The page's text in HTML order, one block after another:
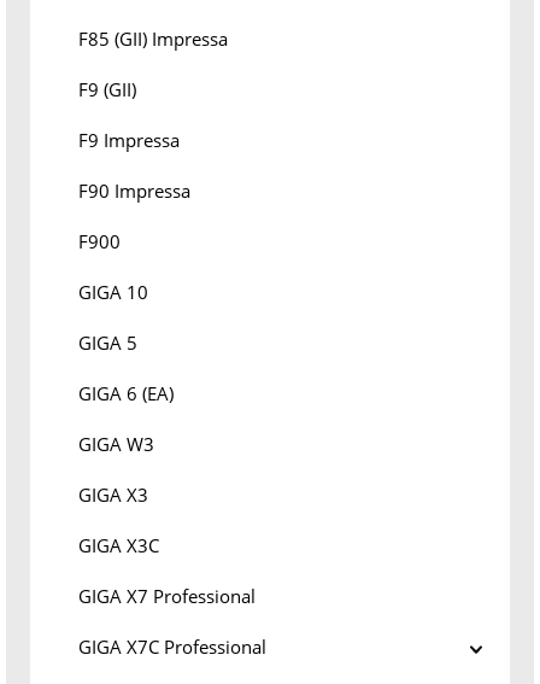
F85 (GII) Impressa
F9 (GII)
F9 Impressa
F90 Impressa
F900
GIGA 10
GIGA 5
GIGA 6 (EA)
GIGA W3
GIGA X3
GIGA X3C
GIGA X7 Professional
GIGA X7C Professional